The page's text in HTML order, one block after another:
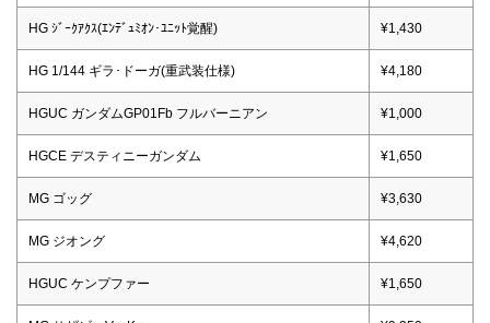
HG ｼﾞｰｸｱｸｽ(ｴﾝﾃﾞｭﾐｵﾝ･ﾕﾆｯﾄ覚醒) ¥1,430
HG 1/144 ギラ･ドーガ(重武装仕様) ¥4,180
HGUC ガンダムGP01Fb フルバーニアン ¥1,000
HGCE デスティニーガンダム ¥1,650
MG ゴッグ ¥3,630
MG ジオング ¥4,620
HGUC ケンプファー ¥1,650